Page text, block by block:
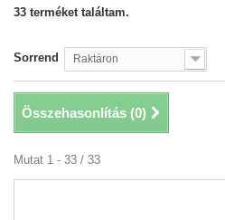
33 terméket találtam.
Sorrend Raktáron
Összehasonlítás (0)
Mutat 1 - 33 / 33